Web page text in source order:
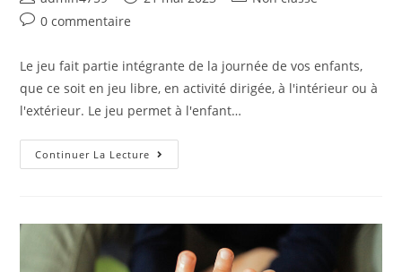
0 commentaire
Le jeu fait partie intégrante de la journée de vos enfants,
que ce soit en jeu libre, en activité dirigée, à l'intérieur ou à
l'extérieur. Le jeu permet à l'enfant…
Continuer La Lecture